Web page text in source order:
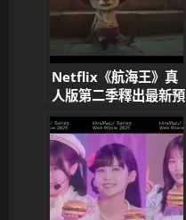
Netflix《航海王》真
人版第二季釋出最新預
告！喬巴3DCG造型超
還原 網友狂讚「比預
期還可愛」